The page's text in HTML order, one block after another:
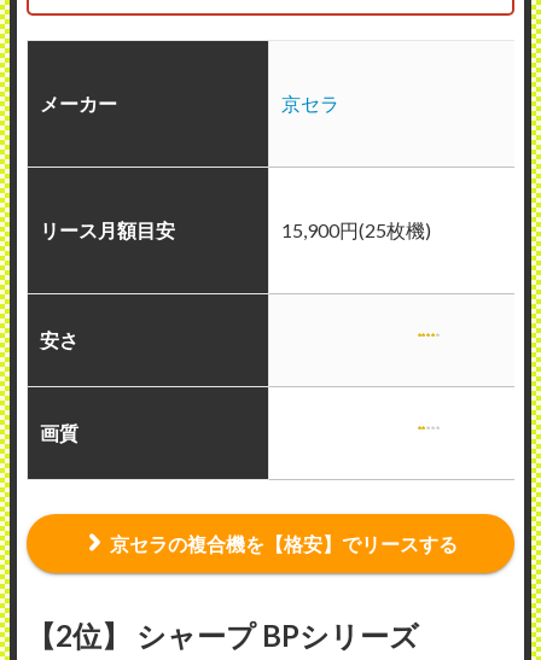
メーカー 京セラ
リース月額目安 15,900円(25枚機)
安さ
画質
京セラの複合機を【格安】でリースする
【2位】 シャープ BPシリーズ